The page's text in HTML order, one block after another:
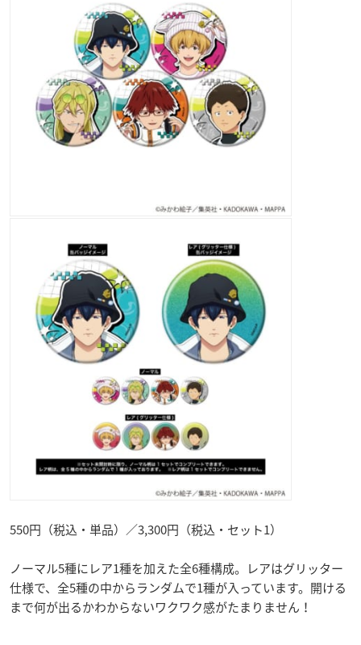
550円（税込・単品）／3,300円（税込・セット1）
ノーマル5種にレア1種を加えた全6種構成。レアはグリッター
仕様で、全5種の中からランダムで1種が入っています。開ける
まで何が出るかわからないワクワク感がたまりません！